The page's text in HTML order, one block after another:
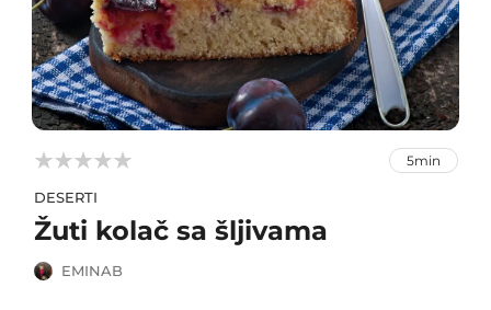


 5min
DESERTI
Žuti kolač sa šljivama
EMINAB